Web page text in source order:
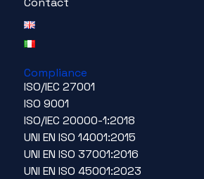
Compliance
ISO/IEC 27001
ISO 9001
ISO/IEC 20000-1:2018
UNI EN ISO 14001:2015
UNI EN ISO 37001:2016
UNI EN ISO 45001:2023